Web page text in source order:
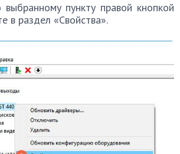
выбранному пункту правой кнопкой
в раздел «Свойства».